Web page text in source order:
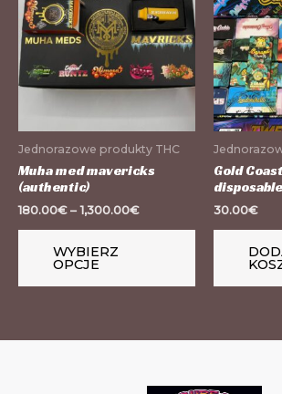
Jednorazowe produkty THC
Muha med mavericks
(authentic)
180.00€–1,300.00€
WYBIERZ
OPCJE
ma
wiele
wariantów.
Opcje
można
stronie
produktu
Gold
30.00€